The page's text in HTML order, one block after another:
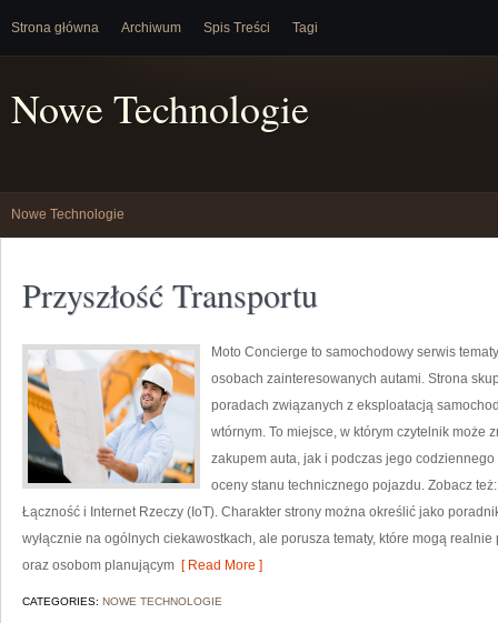
Strona główna Archiwum Spis Treści Tagi
Nowe Technologie
Nowe Technologie
Przyszłość Transportu
Moto Concierge to samochodowy serwis
osobach zainteresowanych autami. Strona
poradach związanych z eksploatacją
wtórnym. To miejsce, w którym czytelnik
zakupem auta, jak i podczas jego
oceny stanu technicznego pojazdu. Zobacz
Łączność i Internet Rzeczy (IoT). Charakter strony można określić jako
wyłącznie na ogólnych ciekawostkach, ale porusza tematy, które mogą
oraz osobom planującym [ Read More ]
CATEGORIES: NOWE TECHNOLOGIE